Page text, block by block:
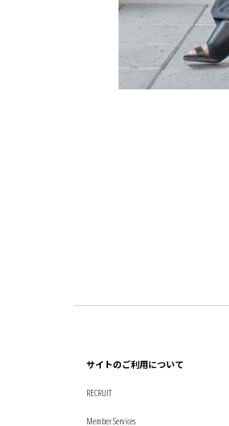
サイトのご利用について
RECRUIT
Member Services